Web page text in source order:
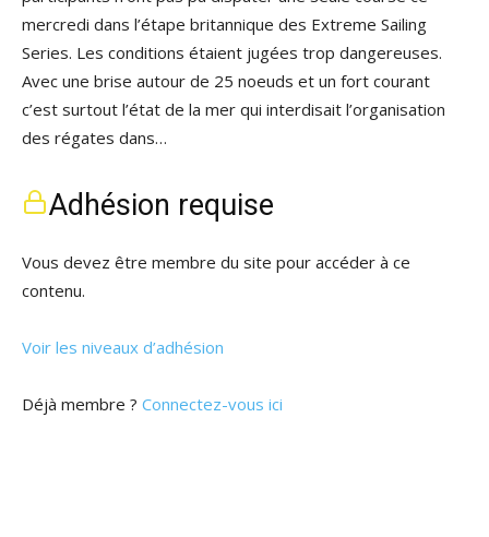
mercredi dans l’étape britannique des Extreme Sailing
Series. Les conditions étaient jugées trop dangereuses.
Avec une brise autour de 25 noeuds et un fort courant
c’est surtout l’état de la mer qui interdisait l’organisation
des régates dans…
Adhésion requise
Vous devez être membre du site pour accéder à ce
contenu.
Voir les niveaux d’adhésion
Déjà membre ? Connectez-vous ici